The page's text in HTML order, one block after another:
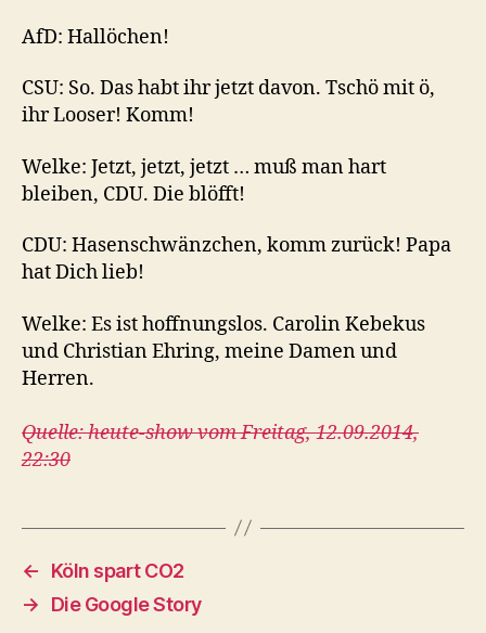
AfD: Hallöchen!
CSU: So. Das habt ihr jetzt davon. Tschö mit ö,
ihr Looser! Komm!
Welke: Jetzt, jetzt, jetzt … muß man hart
bleiben, CDU. Die blöfft!
CDU: Hasenschwänzchen, komm zurück! Papa
hat Dich lieb!
Welke: Es ist hoffnungslos. Carolin Kebekus
und Christian Ehring, meine Damen und
Herren.
Quelle: heute-show vom Freitag, 12.09.2014,
22:30
←
Köln spart CO2
→
Die Google Story